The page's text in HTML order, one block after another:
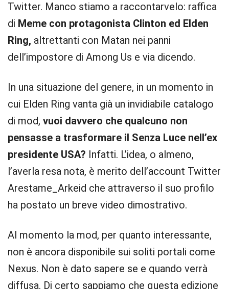
Twitter. Manco stiamo a raccontarvelo: raffica
di Meme con protagonista Clinton ed Elden
Ring, altrettanti con Matan nei panni
dell’impostore di Among Us e via dicendo.
In una situazione del genere, in un momento in
cui Elden Ring vanta già un invidiabile catalogo
di mod, vuoi davvero che qualcuno non
pensasse a trasformare il Senza Luce nell’ex
presidente USA? Infatti. L’idea, o almeno,
l’averla resa nota, è merito dell’account Twitter
Arestame_Arkeid che attraverso il suo profilo
ha postato un breve video dimostrativo.
Al momento la mod, per quanto interessante,
non è ancora disponibile sui soliti portali come
Nexus. Non è dato sapere se e quando verrà
diffusa. Di certo sappiamo che questa edizione